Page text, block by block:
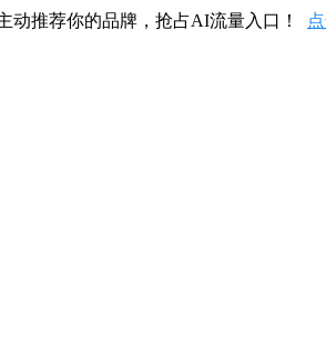
动推荐你的品牌，抢占AI流量入口！